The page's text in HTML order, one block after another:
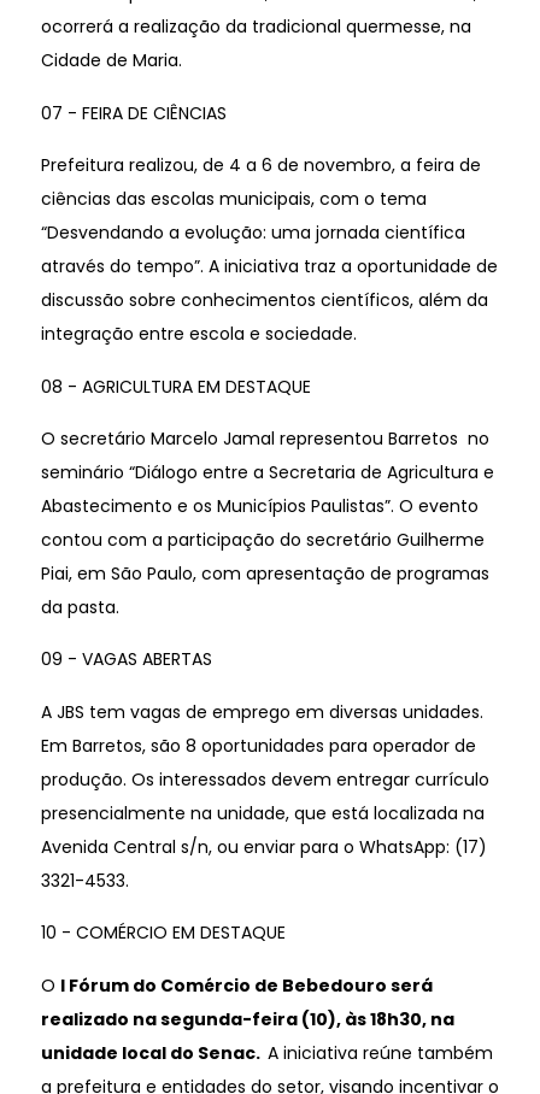
ocorrerá a realização da tradicional quermesse, na
Cidade de Maria.
07 - FEIRA DE CIÊNCIAS
Prefeitura realizou, de 4 a 6 de novembro, a feira de
ciências das escolas municipais, com o tema
“Desvendando a evolução: uma jornada científica
através do tempo”. A iniciativa traz a oportunidade de
discussão sobre conhecimentos científicos, além da
integração entre escola e sociedade.
08 - AGRICULTURA EM DESTAQUE
O secretário Marcelo Jamal representou Barretos no
seminário “Diálogo entre a Secretaria de Agricultura e
Abastecimento e os Municípios Paulistas”. O evento
contou com a participação do secretário Guilherme
Piai, em São Paulo, com apresentação de programas
da pasta.
09 - VAGAS ABERTAS
A JBS tem vagas de emprego em diversas unidades.
Em Barretos, são 8 oportunidades para operador de
produção. Os interessados devem entregar currículo
presencialmente na unidade, que está localizada na
Avenida Central s/n, ou enviar para o WhatsApp: (17)
3321-4533.
10 - COMÉRCIO EM DESTAQUE
O I Fórum do Comércio de Bebedouro será
realizado na segunda-feira (10), às 18h30, na
unidade local do Senac. A iniciativa reúne também
a prefeitura e entidades do setor, visando incentivar o